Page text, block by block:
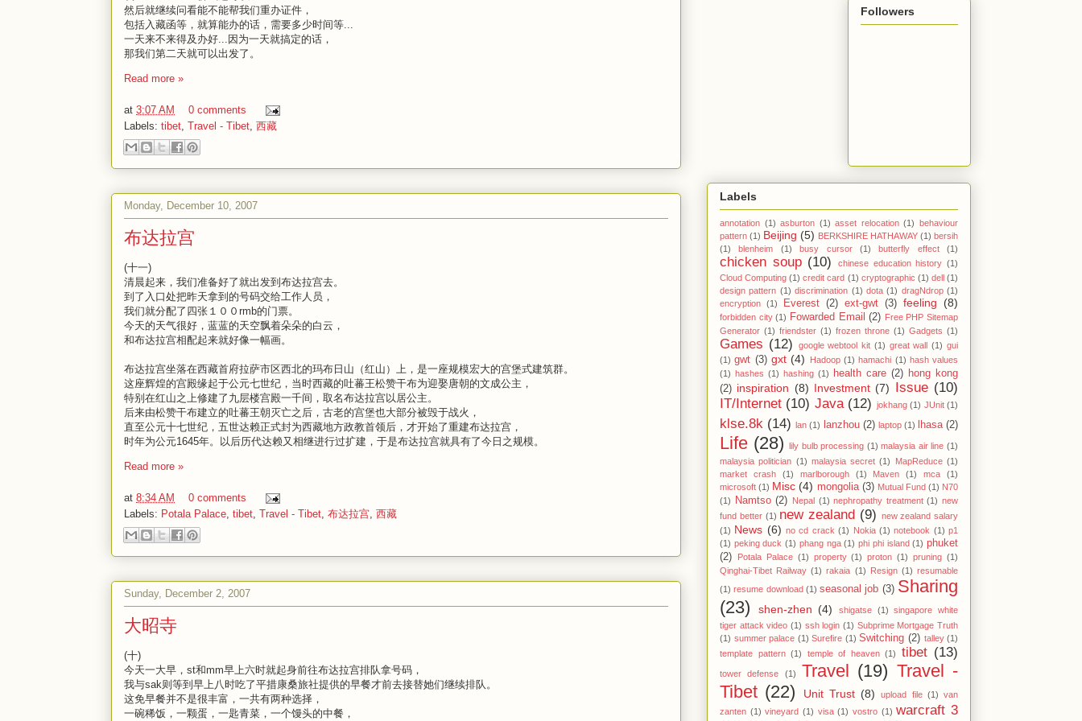
然后就继续问看能不能帮我们重办证件，
包括入藏函等，就算能办的话，需要多少时间等...
一天来不来得及办好...因为一天就搞定的话，
那我们第二天就可以出发了。
Read more »
at 3:07 AM
0 comments
Labels: tibet Travel - Tibet 西藏
Monday, December 10, 2007
布达拉宫
(十一)
清晨起来，我们准备好了就出发到布达拉宫去。
到了入口处把昨天拿到的号码交给工作人员，
我们就分配了四张１００rmb的门票。
今天的天气很好，蓝蓝的天空飘着朵朵的白云，
和布达拉宫相配起来就好像一幅画。
布达拉宫坐落在西藏首府拉萨市区西北的玛布日山（红山）上，是一座规模宏大的宫堡式建筑群。
这座辉煌的宫殿缘起于公元七世纪，当时西藏的吐蕃王松赞干布为迎娶唐朝的文成公主，
特别在红山之上修建了九层楼宫殿一千间，取名布达拉宫以居公主。
后来由松赞干布建立的吐蕃王朝灭亡之后，古老的宫堡也大部分被毁于战火，
直至公元十七世纪，五世达赖正式封为西藏地方政教首领后，才开始了重建布达拉宫，
时年为公元1645年。以后历代达赖又相继进行过扩建，于是布达拉宫就具有了今日之规模。
Read more »
at 8:34 AM
0 comments
Labels: Potala Palace tibet Travel - Tibet 布达拉宫 西藏
Sunday, December 2, 2007
大昭寺
(十)
今天一大早，st和mm早上六时就起身前往布达拉宫排队拿号码，
我与sak则等到早上八时吃了平措康桑旅社提供的早餐才前去接替她们继续排队。
这免早餐并不是很丰富，一共有两种选择，
一碗稀饭，一颗蛋，一匙青菜，一个馒头的中餐，
Followers
Labels
annotation (1) asburton (1) asset relocation (1) behaviour
pattern (1) Beijing (5) BERKSHIRE HATHAWAY (1) bersih
(1)
blenheim (1) busy cursor (1) butterfly effect (1)
chicken soup (10) chinese education history (1)
Cloud Computing (1) credit card (1) cryptographic (1) dell (1)
design pattern (1) discrimination (1) dota (1) dragNdrop (1)
encryption (1) Everest (2) ext-gwt (3) feeling (8)
forbidden city (1) Fowarded Email (2) Free PHP Sitemap
Generator (1) friendster (1) frozen throne (1) Gadgets (1)
Games (12) google webtool kit (1) great wall (1) gui
(1) gwt (3) gxt (4) Hadoop (1) hamachi (1) hash values
(1) hashes (1) hashing (1) health care (2) hong kong
(2) inspiration (8) Investment (7) Issue (10)
IT/Internet (10) Java (12) jokhang (1) JUnit (1)
klse.8k (14) lan (1) lanzhou (2) laptop (1) lhasa (2)
Life (28) lily bulb processing (1) malaysia air line (1)
malaysia politician (1) malaysia secret (1) MapReduce (1)
market crash
(1) marlborough (1) Maven (1) mca
(1)
microsoft (1) Misc (4) mongolia (3) Mutual Fund (1) N70
(1)
Namtso (2) Nepal (1) nephropathy treatment (1) new
fund better (1) new zealand (9) new zealand salary
(1) News (6) no cd crack (1) Nokia (1) notebook (1) p1
(1) peking duck (1) phang nga (1) phi phi island (1) phuket
(2)
Potala Palace (1) property (1) proton (1) pruning (1)
Qinghai-Tibet Railway (1) rakaia (1) Resign (1) resumable
(1) resume download (1) seasonal job (3) Sharing
(23)
shen-zhen (4) shigatse (1)
singapore white
tiger attack video (1) ssh login (1) Subprime Mortgage Truth
(1) summer palace (1) Surefire (1) Switching (2) talley (1)
template pattern (1) temple of heaven (1) tibet (13)
tower defense (1) Travel (19) Travel -
Tibet (22) Unit Trust (8) upload file (1) van
zanten (1) vineyard (1) visa (1) vostro (1) warcraft 3